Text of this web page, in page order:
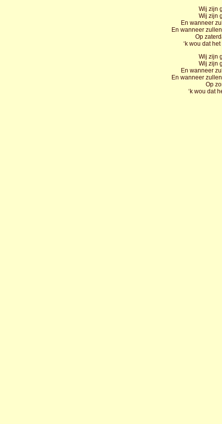
Wij zijn
Wij zijn
En wanneer
En wanneer
Op
‘k wou dat
Wij zijn
Wij zijn
En wanneer
En wanneer
Op
‘k wou dat